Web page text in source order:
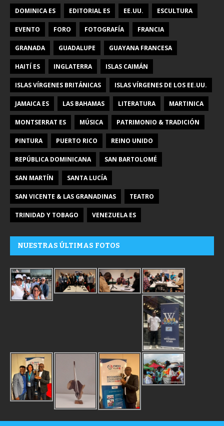
DOMINICA ES EDITORIAL ES EE.UU. ESCULTURA
EVENTO FORO FOTOGRAFÍA FRANCIA
GRANADA GUADALUPE GUAYANA FRANCESA
HAITÍ ES INGLATERRA ISLAS CAIMÁN
ISLAS VÍRGENES BRITÁNICAS ISLAS VÍRGENES DE LOS EE.UU.
JAMAICA ES LAS BAHAMAS LITERATURA MARTINICA
MONTSERRAT ES MÚSICA PATRIMONIO & TRADICIÓN
PINTURA PUERTO RICO REINO UNIDO
REPÚBLICA DOMINICANA SAN BARTOLOMÉ
SAN MARTÍN SANTA LUCÍA
SAN VICENTE & LAS GRANADINAS TEATRO
TRINIDAD Y TOBAGO VENEZUELA ES
NUESTRAS ÚLTIMAS FOTOS